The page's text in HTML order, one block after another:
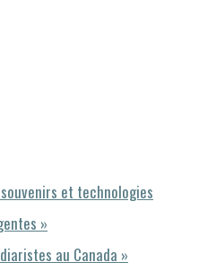
et technologies
»
au Canada »